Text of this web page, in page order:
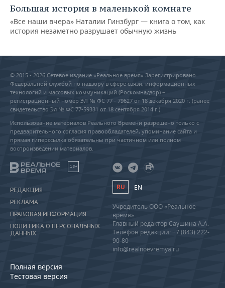
Большая история в маленькой комнате
«Все наши вчера» Наталии Гинзбург — книга о том, как
история незаметно разрушает обычную жизнь
© 2015 - 2026 Сетевое издание «Реальное время» Зарегистрировано
Федеральной службой по надзору в сфере связи, информационных
технологий и массовых коммуникаций (Роскомнадзор) –
регистрационный номер ЭЛ № ФС 77 - 79627 от 18 декабря 2020 г. (ранее
свидетельство Эл № ФС 77-59331 от 18 сентября 2014 г.)
Использование материалов Реального Времени разрешено только с
предварительного согласия правообладателей, упоминание сайта и
прямая гиперссылка обязательны при частичном или полном
воспроизведении материалов.
18+
РЕДАКЦИЯ
РЕКЛАМА
ПРАВОВАЯ ИНФОРМАЦИЯ
ПОЛИТИКА О ПЕРСОНАЛЬНЫХ
ДАННЫХ
Полная версия
Тестовая версия
RU EN
Учредитель ООО «Реальное
время»
Главный редактор Саушина А.А.
Телефон редакции: +7 (843) 222-
90-80
info@realnoevremya.ru